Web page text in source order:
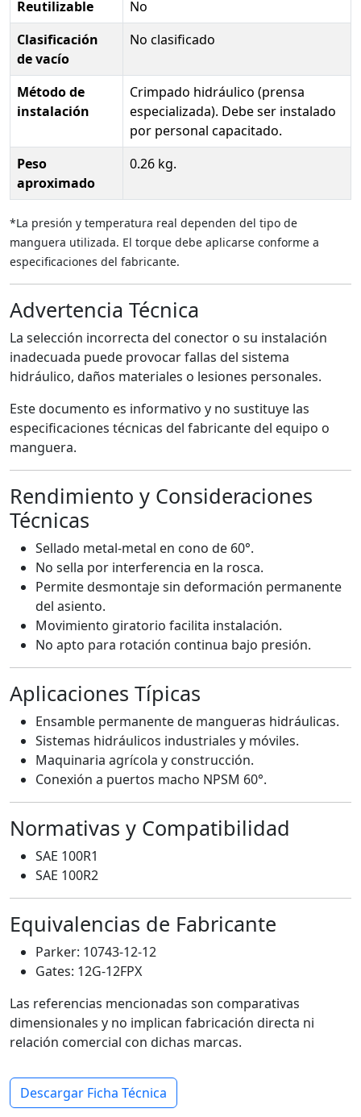
Reutilizable
No
Clasificación
de vacío
No clasificado
Método de
instalación
Crimpado hidráulico (prensa
especializada). Debe ser instalado
por personal capacitado.
Peso
aproximado
0.26 kg.
*La presión y temperatura real dependen del tipo de
manguera utilizada. El torque debe aplicarse conforme a
especificaciones del fabricante.
Advertencia Técnica
La selección incorrecta del conector o su instalación
inadecuada puede provocar fallas del sistema
hidráulico, daños materiales o lesiones personales.
Este documento es informativo y no sustituye las
especificaciones técnicas del fabricante del equipo o
manguera.
Rendimiento y Consideraciones
Técnicas
Sellado metal-metal en cono de 60°.
No sella por interferencia en la rosca.
Permite desmontaje sin deformación permanente
del asiento.
Movimiento giratorio facilita instalación.
No apto para rotación continua bajo presión.
Aplicaciones Típicas
Ensamble permanente de mangueras hidráulicas.
Sistemas hidráulicos industriales y móviles.
Maquinaria agrícola y construcción.
Conexión a puertos macho NPSM 60°.
Normativas y Compatibilidad
SAE 100R1
SAE 100R2
Equivalencias de Fabricante
Parker: 10743-12-12
Gates: 12G-12FPX
Las referencias mencionadas son comparativas
dimensionales y no implican fabricación directa ni
relación comercial con dichas marcas.
Descargar Ficha Técnica